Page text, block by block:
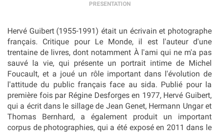
PRESENTATION
Hervé Guibert (1955-1991) était un écrivain et photographe
français. Critique pour Le Monde, il est l'auteur d'une
trentaine de livres, dont notamment À l'ami qui ne m'a pas
sauvé la vie, qui présente un portrait intime de Michel
Foucault, et a joué un rôle important dans l'évolution de
l'attitude du public français face au sida. Publié pour la
première fois par Régine Desforges en 1977, Hervé Guibert,
qui a écrit dans le sillage de Jean Genet, Hermann Ungar et
Thomas Bernhard, a également produit un important
corpus de photographies, qui a été exposé en 2011 dans le